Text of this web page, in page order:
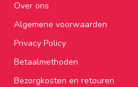
Over ons
Algemene voorwaarden
Privacy Policy
Betaalmethoden
Bezorgkosten en retouren